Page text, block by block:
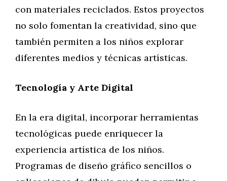
con materiales reciclados. Estos proyectos
no solo fomentan la creatividad, sino que
también permiten a los niños explorar
diferentes medios y técnicas artísticas.
Tecnología y Arte Digital
En la era digital, incorporar herramientas
tecnológicas puede enriquecer la
experiencia artística de los niños.
Programas de diseño gráfico sencillos o